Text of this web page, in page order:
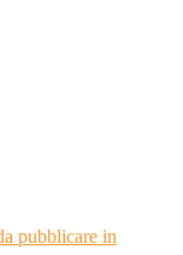
pubblicare in